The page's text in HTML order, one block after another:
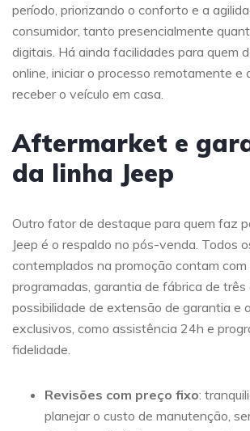
período, priorizando o conforto e a
consumidor, tanto presencialmente
digitais. Há ainda facilidades para quem
online, iniciar o processo remotamente e
receber o veículo em casa.
Aftermarket e
da linha Jeep
Outro fator de destaque para quem faz
Jeep é o respaldo no pós-venda. Todos
contemplados na promoção contam com
programadas, garantia de fábrica de três
possibilidade de extensão de garantia e
exclusivos, como assistência 24h e
fidelidade.
Revisões com preço fixo:
planejar o custo de manutenção,